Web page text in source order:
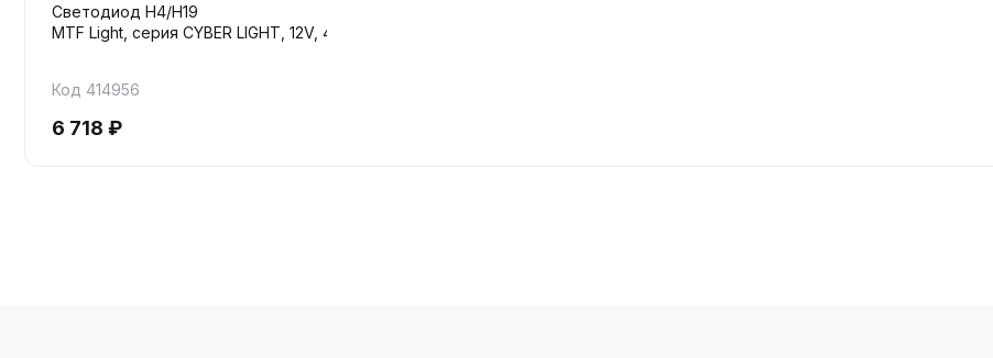
Светодиод H4/H19
MTF Light, серия CYBER LIGHT, 12V, 45W, 3750lm, 6000K, кулер...
Код 414956
6 718 ₽